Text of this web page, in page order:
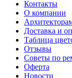
Контакты
О компании
Доставка и
Таблица
Отзывы
Советы по
Оферта
Новости